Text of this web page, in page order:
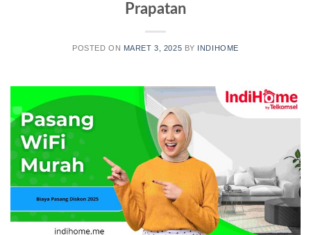
Prapatan
POSTED ON MARET 3, 2025 BY INDIHOME